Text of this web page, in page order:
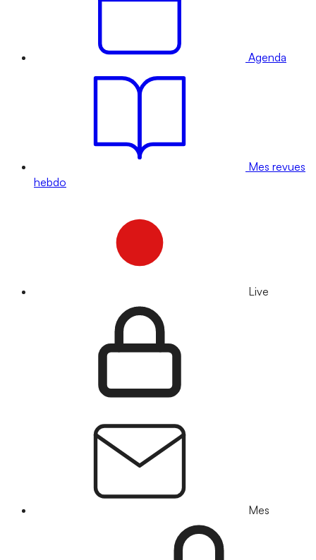
Agenda
Mes revues
hebdo
Live
Mes